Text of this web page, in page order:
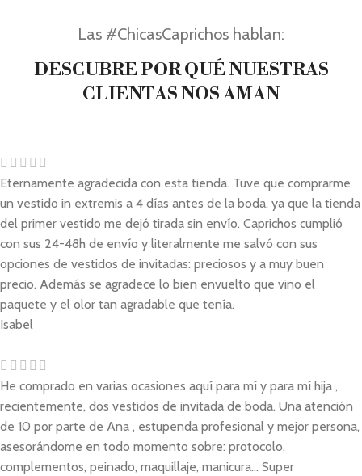
Las #ChicasCaprichos hablan:
DESCUBRE POR QUÉ NUESTRAS
CLIENTAS NOS AMAN
Eternamente agradecida con esta tienda. Tuve que comprarme
un vestido in extremis a 4 días antes de la boda, ya que la tienda
del primer vestido me dejó tirada sin envío. Caprichos cumplió
con sus 24-48h de envío y literalmente me salvó con sus
opciones de vestidos de invitadas: preciosos y a muy buen
precio. Además se agradece lo bien envuelto que vino el
paquete y el olor tan agradable que tenía.
Isabel
He comprado en varias ocasiones aquí para mí y para mí hija ,
recientemente, dos vestidos de invitada de boda. Una atención
de 10 por parte de Ana , estupenda profesional y mejor persona,
asesorándome en todo momento sobre: protocolo,
complementos, peinado, maquillaje, manicura... Super